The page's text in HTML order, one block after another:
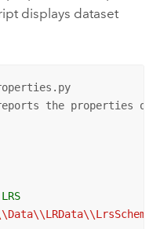
displays dataset
the properties of